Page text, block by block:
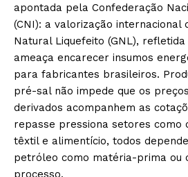
apontada pela Confederação
(CNI): a valorização internacional
Natural Liquefeito (GNL),
ameaça encarecer insumos
para fabricantes brasileiros.
pré-sal não impede que os
derivados acompanhem as
repasse pressiona setores como
têxtil e alimentício, todos
petróleo como matéria-prima ou
processo.